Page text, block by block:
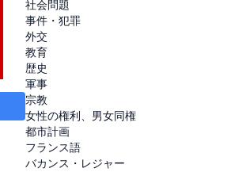
社会問題
事件・犯罪
外交
教育
歴史
軍事
宗教
女性の権利、男女同権
都市計画
フランス語
バカンス・レジャー